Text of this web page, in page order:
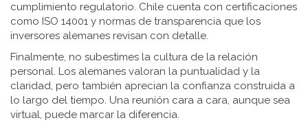
cumplimiento regulatorio. Chile cuenta con certificaciones
como ISO 14001 y normas de transparencia que los
inversores alemanes revisan con detalle.
Finalmente, no subestimes la cultura de la relación
personal. Los alemanes valoran la puntualidad y la
claridad, pero también aprecian la confianza construida a
lo largo del tiempo. Una reunión cara a cara, aunque sea
virtual, puede marcar la diferencia.